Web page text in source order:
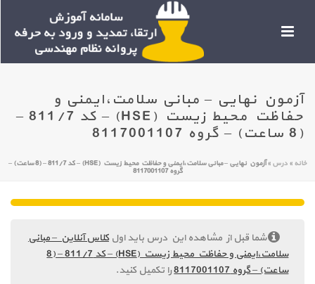
آزمون نهایی – مبانی سلامت،ایمنی و
حفاظت محیط زیست (HSE) – کد 811/7 –
(8 ساعت) – گروه 8117001107
خانه » درس » آزمون نهایی – مبانی سلامت،ایمنی و حفاظت محیط زیست (HSE) – کد 811/7 – (8 ساعت) –
گروه 8117001107
شما قبل از مشاهده این درس باید اولکلاس آنلاین – مبانی
سلامت،ایمنی و حفاظت محیط زیست (HSE) – کد 811/7 – (8
ساعت) – گروه 8117001107
را تکمیل کنید.